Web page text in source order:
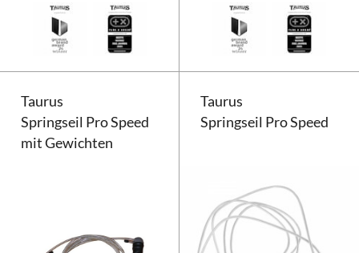
Taurus
Springseil Pro Speed
mit Gewichten
Taurus
Springseil Pro Speed